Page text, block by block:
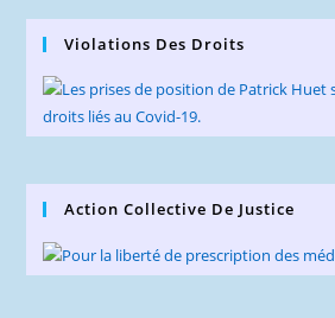
Violations Des Droits
Action Collective De Justice